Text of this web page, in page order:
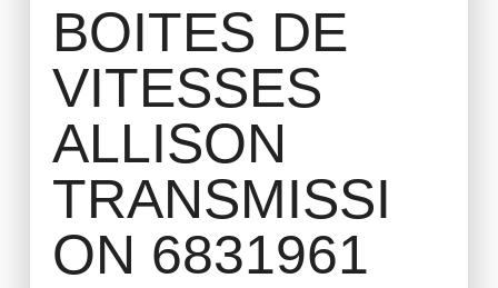
BOITES DE
VITESSES
ALLISON
TRANSMISSI
ON 6831961